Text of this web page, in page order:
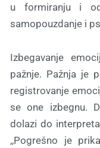
u formiranju i
samopouzdanje i
Izbegavanje
pažnje. Pažnja je
registrovanje
se one izbegnu.
dolazi do
,,Pogrešno je